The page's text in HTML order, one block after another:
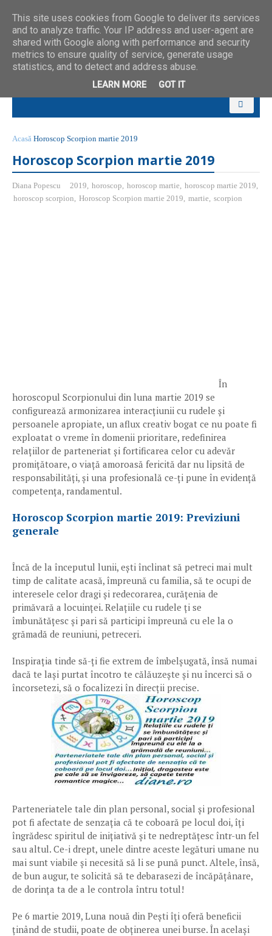
Acasă Horoscop Scorpion martie 2019
Horoscop Scorpion martie 2019
Diana Popescu 2019, horoscop, horoscop martie, horoscop martie 2019,
horoscop scorpion, Horoscop Scorpion martie 2019, martie, scorpion
În
horoscopul Scorpionului din luna martie 2019 se
configurează armonizarea interacțiunii cu rudele și
persoanele apropiate, un aflux creativ bogat ce nu poate fi
exploatat o vreme în domenii prioritare, redefinirea
relațiilor de parteneriat și fortificarea celor cu adevăr
promițătoare, o viață amoroasă fericită dar nu lipsită de
responsabilități, și una profesională ce-ți pune în evidență
competența, randamentul.
Horoscop Scorpion martie 2019: Previziuni
generale
Încă de la începutul lunii, ești înclinat să petreci mai mult
timp de calitate acasă, împreună cu familia, să te ocupi de
interesele celor dragi și redecorarea, curățenia de
primăvară a locuinței. Relațiile cu rudele ți se
îmbunătățesc și pari să participi împreună cu ele la o
grămadă de reuniuni, petreceri.
Inspirația tinde să-ți fie extrem de îmbelșugată, însă numai
dacă te lași purtat încotro te călăuzește și nu încerci să o
încorsetezi, să o focalizezi în direcții precise.
Parteneriatele tale din plan personal, social și profesional
pot fi afectate de senzația că te coboară pe locul doi, îți
îngrădesc spiritul de inițiativă și te nedreptățesc într-un fel
sau altul. Ce-i drept, unele dintre aceste legături umane nu
mai sunt viabile și necesită să li se pună punct. Altele, însă,
de bun augur, te solicită să te debarasezi de încăpățânare,
de dorința ta de a le controla întru totul!
Pe 6 martie 2019, Luna nouă din Pești îți oferă beneficii
ținând de studii, poate de obținerea unei burse. În același
This site uses cookies from Google to deliver its services
and to analyze traffic. Your IP address and user-agent are
shared with Google along with performance and security
metrics to ensure quality of service, generate usage
statistics, and to detect and address abuse.
LEARN MORE GOT IT